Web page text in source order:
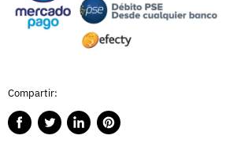
Compartir:
CompartirPublicarCompartirGuardar